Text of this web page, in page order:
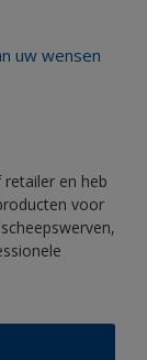
uw wensen
en heb
voor
om uw
houden
om vol